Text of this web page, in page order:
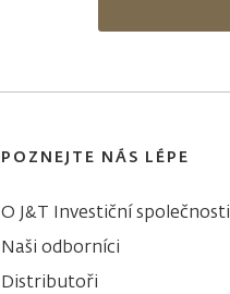
POZNEJTE NÁS LÉPE
O J&T Investiční společnosti
Naši odborníci
Distributoři